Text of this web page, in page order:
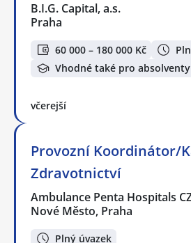
B.I.G. Capital, a.s.
Praha
60 000 – 180 000 Kč
Vhodné také pro absolventy
včerejší
Provozní Koordinátor/
Zdravotnictví
Ambulance Penta Hospitals
Nové Město, Praha
Plný úvazek